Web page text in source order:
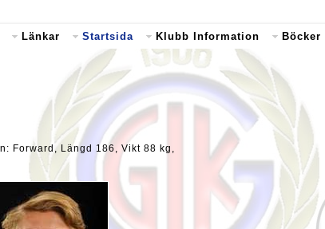
Länkar Startsida Klubb Information Böcker
Forward, Längd 186, Vikt 88 kg,